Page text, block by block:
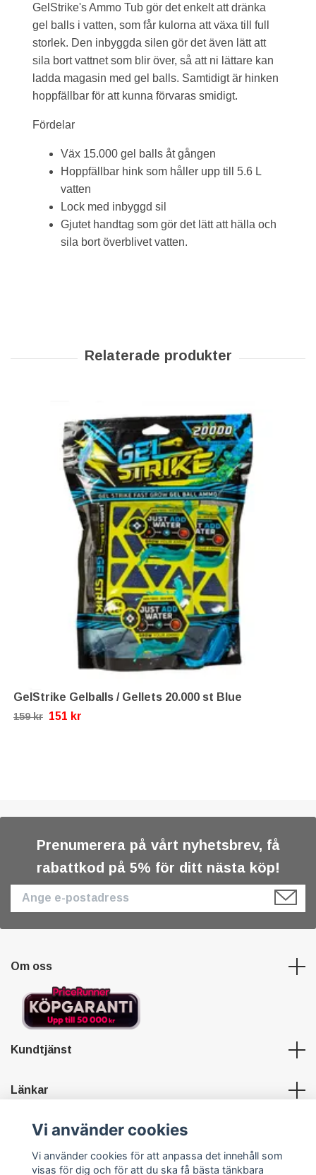
GelStrike's Ammo Tub gör det enkelt att dränka
gel balls i vatten, som får kulorna att växa till full
storlek. Den inbyggda silen gör det även lätt att
sila bort vattnet som blir över, så att ni lättare kan
ladda magasin med gel balls. Samtidigt är hinken
hoppfällbar för att kunna förvaras smidigt.
Fördelar
Väx 15.000 gel balls åt gången
Hoppfällbar hink som håller upp till 5.6 L
vatten
Lock med inbyggd sil
Gjutet handtag som gör det lätt att hälla och
sila bort överblivet vatten.
GelStrike Gelballs / Gellets 20.000 st Blue
159 kr 151 kr
Prenumerera på vårt nyhetsbrev, få
rabattkod på 5% för ditt nästa köp!
Om oss
Kundtjänst
Länkar
Sociala medier
Vi använder cookies
Vi använder cookies för att anpassa det innehåll som
visas för dig och för att du ska få bästa tänkbara